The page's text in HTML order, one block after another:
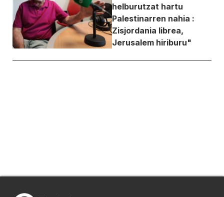
helburutzat hartu
Palestinarren nahia :
Zisjordania librea,
Jerusalem hiriburu"